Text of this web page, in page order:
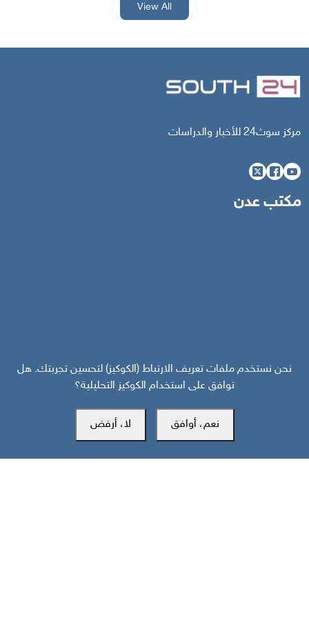
View All
مركز سوث24 للأخبار والدراسات
مكتب عدن
المكتب الرئيسي
نحن نستخدم ملفات تعريف الارتباط (الكوكيز) لتحسين تجربتك. هل
توافق على استخدام الكوكيز التحليلية؟
نعم، أوافق لا، أرفض